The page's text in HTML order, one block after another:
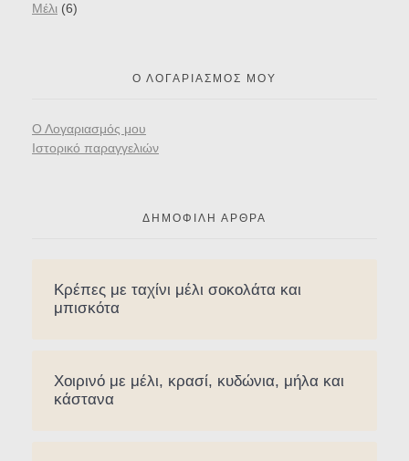
Mέλι (6)
Ο ΛΟΓΑΡΙΑΣΜΌΣ ΜΟΥ
Ο Λογαριασμός μου
Ιστορικό παραγγελιών
ΔΗΜΟΦΙΛΉ ΆΡΘΡΑ
Κρέπες με ταχίνι μέλι σοκολάτα και
μπισκότα
Χοιρινό με μέλι, κρασί, κυδώνια, μήλα και
κάστανα